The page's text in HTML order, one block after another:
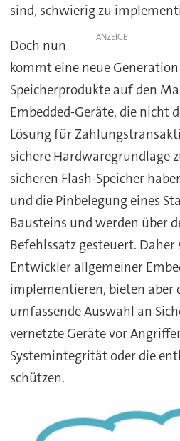
sind, schwierig zu
ANZEIGE
Doch nun
kommt eine neue
Speicherprodukte auf den
Embedded-Geräte, die nicht
Lösung für
sichere Hardwaregrundlage
sicheren Flash-Speicher
und die Pinbelegung eines
Bausteins und werden über
Befehlssatz gesteuert.
Entwickler allgemeiner
implementieren, bieten aber
umfassende Auswahl an
vernetzte Geräte vor
Systemintegrität oder die
schützen.